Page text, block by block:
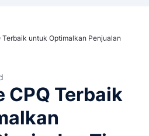
Terbaik untuk Optimalkan Penjualan
CPQ Terbaik